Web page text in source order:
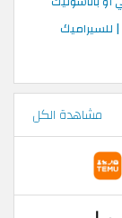
أفضل مكنسة كهربائية تكنس وتغسل 2026 | للسيراميك
مشاهدة الكل